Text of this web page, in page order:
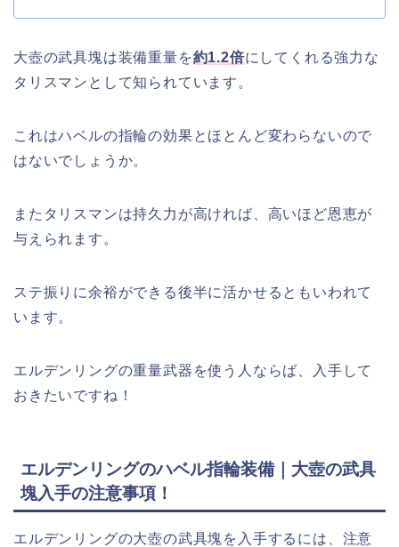
大壺の武具塊は装備重量を約1.2倍にしてくれる強力な
タリスマンとして知られています。
これはハベルの指輪の効果とほとんど変わらないので
はないでしょうか。
またタリスマンは持久力が高ければ、高いほど恩恵が
与えられます。
ステ振りに余裕ができる後半に活かせるともいわれて
います。
エルデンリングの重量武器を使う人ならば、入手して
おきたいですね！
エルデンリングのハベル指輪装備｜大壺の武具
塊入手の注意事項！
エルデンリングの大壺の武具塊を入手するには、注意